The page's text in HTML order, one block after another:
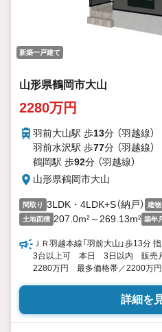
新築一戸建て
山形県鶴岡市大山
2280万円
羽前大山駅 歩13分 （羽越線）
羽前水沢駅 歩77分 （羽越線）
鶴岡駅 歩92分 （羽越線）
山形県鶴岡市大山
間取り 3LDK・4LDK+S（納戸） 建
土地面積 207.0m²～269.13m² 築年月
ＪＲ羽越本線「羽前大山」歩13
3台以上可 本日 3日以内 販売
2280万円 最多価格帯／2200万円
32.83坪） 向き／▼未選択 by
詳細を